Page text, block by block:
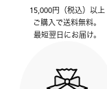
15,000円（税込）以上
ご購入で送料無料。
最短翌日にお届け。